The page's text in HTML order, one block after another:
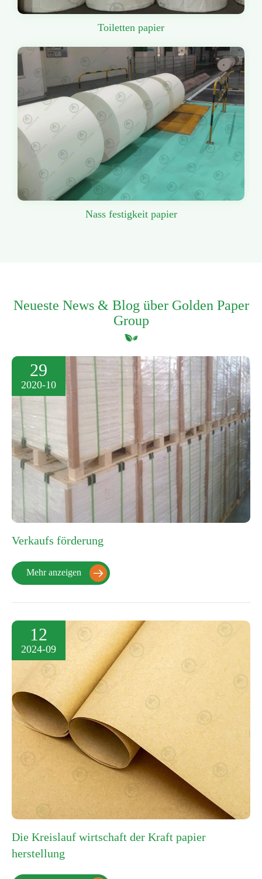
Toiletten papier
Nass festigkeit papier
Neueste News & Blog über Golden Paper
Group
29
2020-10
Verkaufs förderung
Mehr anzeigen 
12
2024-09
Die Kreislauf wirtschaft der Kraft papier
herstellung